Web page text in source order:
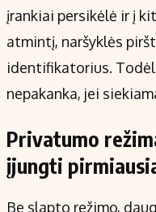
įrankiai persikėlė ir į
atmintį, naršyklės
identifikatorius.
nepakanka, jei
Privatumo
įjungti
Be slapto režimo,